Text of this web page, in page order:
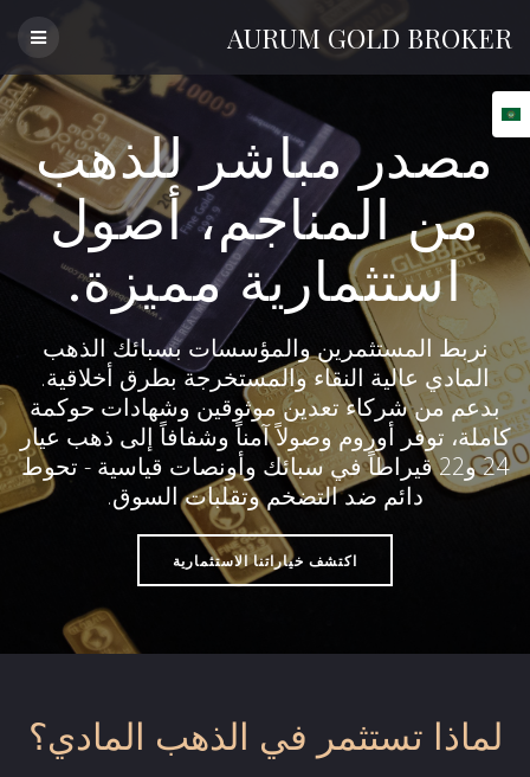
to
AURUM GOLD BROKER
مصدر مباشر للذهب
من المناجم، أصول
استثمارية مميزة.
نربط المستثمرين والمؤسسات بسبائك الذهب
المادي عالية النقاء والمستخرجة بطرق أخلاقية.
بدعم من شركاء تعدين موثوقين وشهادات حوكمة
كاملة، توفر أوروم وصولاً آمناً وشفافاً إلى ذهب عيار
24 و22 قيراطاً في سبائك وأونصات قياسية - تحوط
دائم ضد التضخم وتقلبات السوق.
اكتشف خياراتنا الاستثمارية
لماذا تستثمر في الذهب المادي؟